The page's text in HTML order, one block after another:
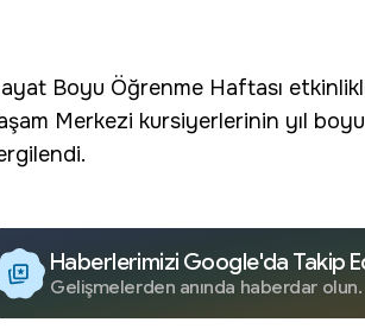
Boyu Öğrenme Haftası
Merkezi kursiyerlerinin yıl
Haberlerimizi Google'da Takip
Gelişmelerden anında haberdar olun.